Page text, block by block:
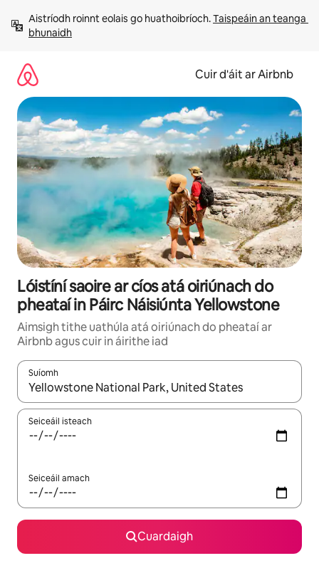
chuig
ábhar
Aistríodh roinnt eolais go huathoibríoch. Taispeáin an teanga
bhunaidh
Cuir d'áit ar Airbnb
Lóistíní saoire ar cíos atá oiriúnach do
pheataí in Páirc Náisiúnta Yellowstone
Aimsigh tithe uathúla atá oiriúnach do pheataí ar
Airbnb agus cuir in áirithe iad
Suíomh
Nuair a bheidh torthaí ar fáil, déan nascleanúint le
Seiceáil isteach
Seiceáil amach
Cuardaigh